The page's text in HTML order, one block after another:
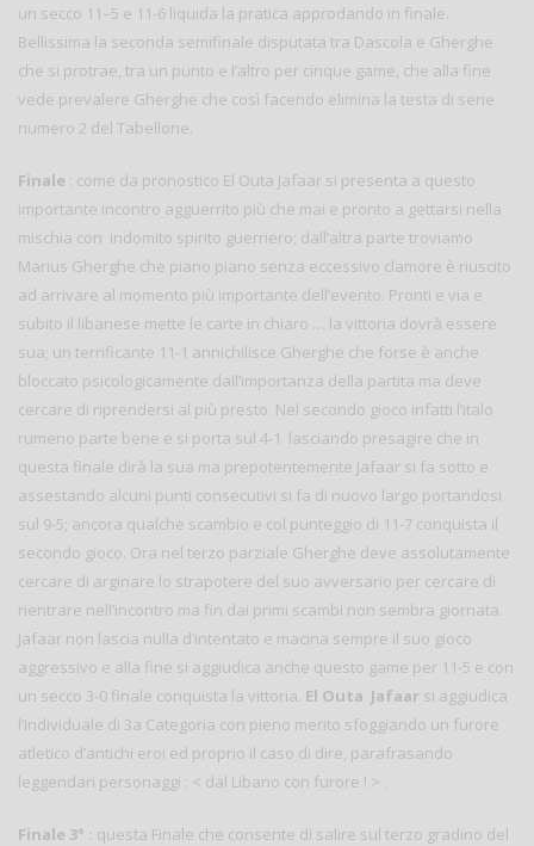
un secco 11–5 e 11-6 liquida la pratica approdando in finale.
Bellissima la seconda semifinale disputata tra Dascola e Gherghe
che si protrae, tra un punto e l’altro per cinque game, che alla fine
vede prevalere Gherghe che così facendo elimina la testa di serie
numero 2 del Tabellone.
Finale : come da pronostico El Outa Jafaar si presenta a questo
importante incontro agguerrito più che mai e pronto a gettarsi nella
mischia con indomito spirito guerriero; dall’altra parte troviamo
Marius Gherghe che piano piano senza eccessivo clamore è riuscito
ad arrivare al momento più importante dell’evento. Pronti e via e
subito il libanese mette le carte in chiaro … la vittoria dovrà essere
sua; un terrificante 11-1 annichilisce Gherghe che forse è anche
bloccato psicologicamente dall’importanza della partita ma deve
cercare di riprendersi al più presto. Nel secondo gioco infatti l’italo
rumeno parte bene e si porta sul 4-1 lasciando presagire che in
questa finale dirà la sua ma prepotentemente Jafaar si fa sotto e
assestando alcuni punti consecutivi si fa di nuovo largo portandosi
sul 9-5; ancora qualche scambio e col punteggio di 11-7 conquista il
secondo gioco. Ora nel terzo parziale Gherghe deve assolutamente
cercare di arginare lo strapotere del suo avversario per cercare di
rientrare nell’incontro ma fin dai primi scambi non sembra giornata.
Jafaar non lascia nulla d’intentato e macina sempre il suo gioco
aggressivo e alla fine si aggiudica anche questo game per 11-5 e con
un secco 3-0 finale conquista la vittoria. El Outa Jafaar si aggiudica
l’Individuale di 3a Categoria con pieno merito sfoggiando un furore
atletico d’antichi eroi ed proprio il caso di dire, parafrasando
leggendari personaggi : < dal Libano con furore ! > .
Finale 3° : questa Finale che consente di salire sul terzo gradino del